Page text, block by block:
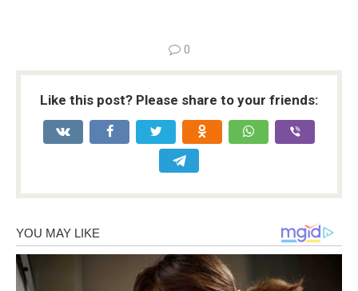
0
Like this post? Please share to your friends: